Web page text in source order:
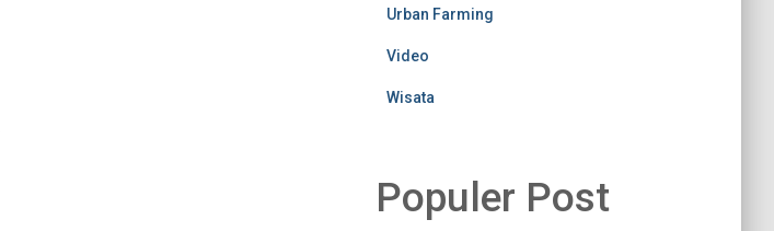
Urban Farming
Video
Wisata
Populer Post